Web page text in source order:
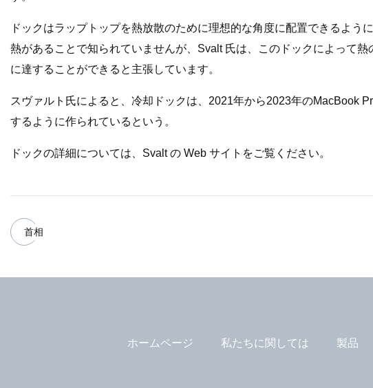
ドックはラップトップを熱放散のために理想的な角度に配置できるよ
熱があることで知られていませんが、Svalt 氏は、このドックによって
に達することができると主張しています。
スヴァルト氏によると、冷却ドックは、2021年から2023年のMacBook
するように作られているという。
ドックの詳細については、Svalt の Web サイトをご覧ください。
首相
ホームページ 私たちに関しては 製品